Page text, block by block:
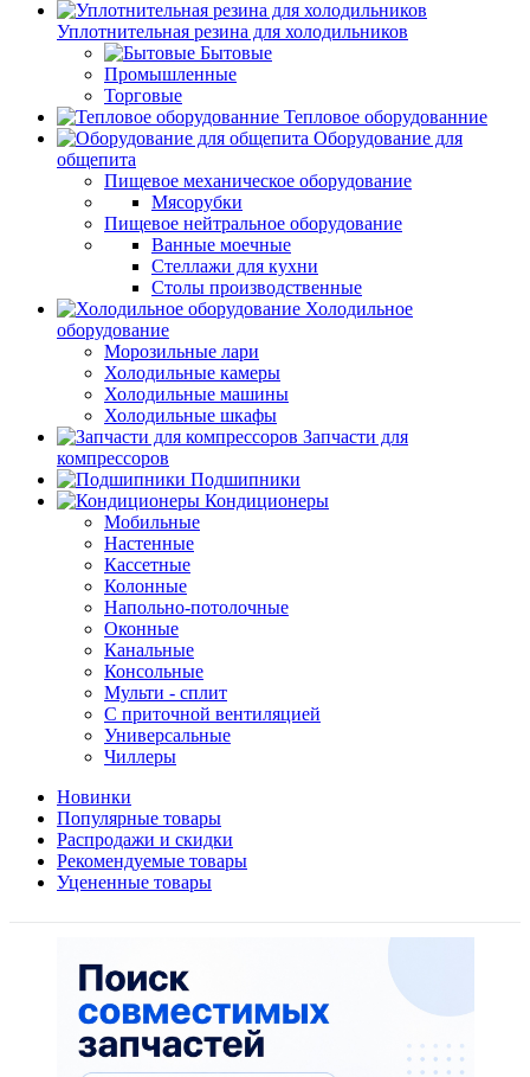
Уплотнительная резина для холодильников
Бытовые
Промышленные
Торговые
Тепловое оборудованние
Оборудование для
общепита
Пищевое механическое оборудование
Мясорубки
Пищевое нейтральное оборудование
Ванные моечные
Стеллажи для кухни
Столы производственные
Холодильное
оборудование
Морозильные лари
Холодильные камеры
Холодильные машины
Холодильные шкафы
Запчасти для
компрессоров
Подшипники
Кондиционеры
Мобильные
Настенные
Кассетные
Колонные
Напольно-потолочные
Оконные
Канальные
Консольные
Мульти - сплит
С приточной вентиляцией
Универсальные
Чиллеры
Новинки
Популярные товары
Распродажи и скидки
Рекомендуемые товары
Уцененные товары